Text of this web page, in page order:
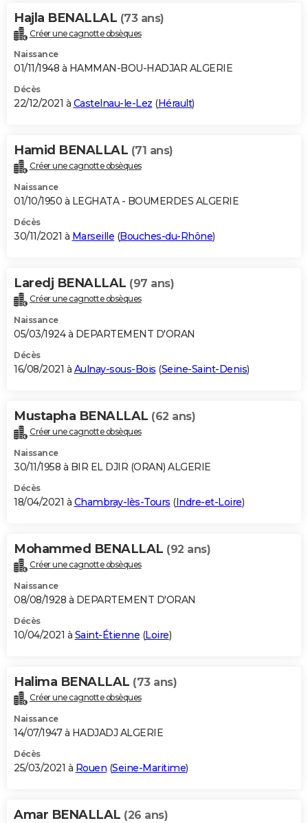
Hajla BENALLAL (73 ans)
Créer une cagnotte obsèques
Naissance
01/11/1948 à HAMMAN-BOU-HADJAR ALGERIE
Décès
22/12/2021 à Castelnau-le-Lez (Hérault)
Hamid BENALLAL (71 ans)
Créer une cagnotte obsèques
Naissance
01/10/1950 à LEGHATA - BOUMERDES ALGERIE
Décès
30/11/2021 à Marseille (Bouches-du-Rhône)
Laredj BENALLAL (97 ans)
Créer une cagnotte obsèques
Naissance
05/03/1924 à DEPARTEMENT D'ORAN
Décès
16/08/2021 à Aulnay-sous-Bois (Seine-Saint-Denis)
Mustapha BENALLAL (62 ans)
Créer une cagnotte obsèques
Naissance
30/11/1958 à BIR EL DJIR (ORAN) ALGERIE
Décès
18/04/2021 à Chambray-lès-Tours (Indre-et-Loire)
Mohammed BENALLAL (92 ans)
Créer une cagnotte obsèques
Naissance
08/08/1928 à DEPARTEMENT D'ORAN
Décès
10/04/2021 à Saint-Étienne (Loire)
Halima BENALLAL (73 ans)
Créer une cagnotte obsèques
Naissance
14/07/1947 à HADJADJ ALGERIE
Décès
25/03/2021 à Rouen (Seine-Maritime)
Amar BENALLAL (26 ans)